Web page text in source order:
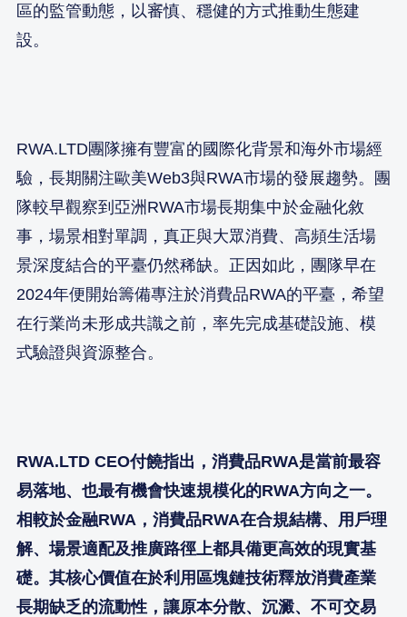
區的監管動態，以審慎、穩健的方式推動生態建
設。
RWA.LTD團隊擁有豐富的國際化背景和海外市場經
驗，長期關注歐美Web3與RWA市場的發展趨勢。團
隊較早觀察到亞洲RWA市場長期集中於金融化敘
事，場景相對單調，真正與大眾消費、高頻生活場
景深度結合的平臺仍然稀缺。正因如此，團隊早在
2024年便開始籌備專注於消費品RWA的平臺，希望
在行業尚未形成共識之前，率先完成基礎設施、模
式驗證與資源整合。
RWA.LTD CEO付饒指出，消費品RWA是當前最容
易落地、也最有機會快速規模化的RWA方向之一。
相較於金融RWA，消費品RWA在合規結構、用戶理
解、場景適配及推廣路徑上都具備更高效的現實基
礎。其核心價值在於利用區塊鏈技術釋放消費產業
長期缺乏的流動性，讓原本分散、沉澱、不可交易